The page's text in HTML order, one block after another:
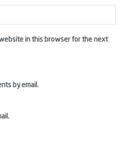
website in this browser for the next
by email.